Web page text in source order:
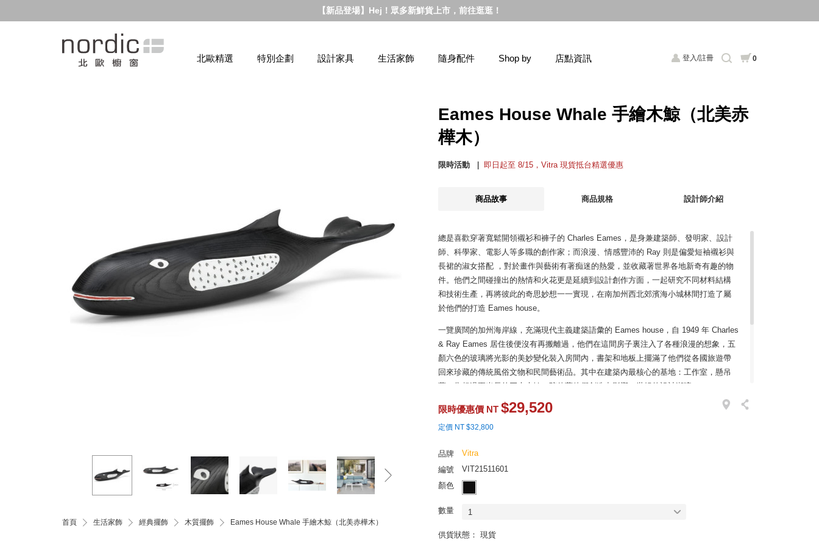
【新品登場】Hej！眾多新鮮貨上市，前往逛逛！
登入/註冊 0
北歐精選 特別企劃 設計家具 生活家飾 隨身配件 Shop by 店點資訊
首頁 生活家飾 經典擺飾 木質擺飾 Eames House Whale 手繪木鯨（北美赤樺木）
Eames House Whale 手繪木鯨（北美赤
樺木）
限時活動 即日起至 8/15，Vitra 現貨抵台精選優惠
商品故事 商品規格 設計師介紹
總是喜歡穿著寬鬆開領襯衫和褲子的 Charles Eames，是身兼建築師、發明家、設計
師、科學家、電影人等多職的創作家；而浪漫、情感豐沛的 Ray 則是偏愛短袖襯衫與
長裙的淑女搭配 ，對於畫作與藝術有著痴迷的熱愛，並收藏著世界各地新奇有趣的物
件。他們之間碰撞出的熱情和火花更是延續到設計創作方面，一起研究不同材料結構
和技術生產，再將彼此的奇思妙想一一實現，在南加州西北郊濱海小城林間打造了屬
於他們的打造 Eames house。
一覽廣闊的加州海岸線，充滿現代主義建築語彙的 Eames house，自 1949 年 Charles
& Ray Eames 居住後便沒有再搬離過，他們在這間房子裏注入了各種浪漫的想象，五
顏六色的玻璃將光影的美妙變化裝入房間內，書架和地板上擺滿了他們從各國旅遊帶
回來珍藏的傳統風俗文物和民間藝術品。其中在建築內最核心的基地：工作室，懸吊
著一隻超過兩米長的巨大木鯨，陪伴著他們創造出影響一世紀的設計潮流。
在兩人居家生活照中，也經常能瞧見這件美國手工民藝雕塑木鯨的身影。Vitra 以北美
赤樺木重新再製而成縮小版的木鯨，赤樺木木質細緻、紋理均勻，經手工繪製上漆，
藝。以單純簡潔的線條弧度，表現出鯨魚仿若蘊含壯闊海洋奧秘的特徵，遨遊的身軀
緩緩映滿眼簾，絕對是每位設計粉絲都想擁有的夢幻逸品！
限時優惠價 NT $29,520
定價 NT $32,800
品牌
Vitra
編號
VIT21511601
顏色
數量 1
供貨狀態： 現貨